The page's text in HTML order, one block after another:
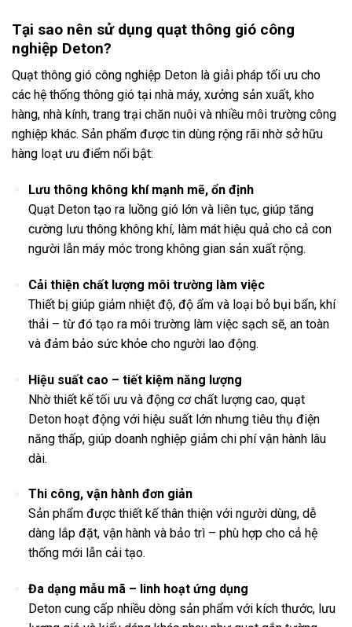
Tại sao nên sử dụng quạt thông gió công
nghiệp Deton?
Quạt thông gió công nghiệp Deton là giải pháp tối ưu cho
các hệ thống thông gió tại nhà máy, xưởng sản xuất, kho
hàng, nhà kính, trang trại chăn nuôi và nhiều môi trường công
nghiệp khác. Sản phẩm được tin dùng rộng rãi nhờ sở hữu
hàng loạt ưu điểm nổi bật:
Lưu thông không khí mạnh mẽ, ổn định
Quạt Deton tạo ra luồng gió lớn và liên tục, giúp tăng
cường lưu thông không khí, làm mát hiệu quả cho cả con
người lẫn máy móc trong không gian sản xuất rộng.
Cải thiện chất lượng môi trường làm việc
Thiết bị giúp giảm nhiệt độ, độ ẩm và loại bỏ bụi bẩn, khí
thải – từ đó tạo ra môi trường làm việc sạch sẽ, an toàn
và đảm bảo sức khỏe cho người lao động.
Hiệu suất cao – tiết kiệm năng lượng
Nhờ thiết kế tối ưu và động cơ chất lượng cao, quạt
Deton hoạt động với hiệu suất lớn nhưng tiêu thụ điện
năng thấp, giúp doanh nghiệp giảm chi phí vận hành lâu
dài.
Thi công, vận hành đơn giản
Sản phẩm được thiết kế thân thiện với người dùng, dễ
dàng lắp đặt, vận hành và bảo trì – phù hợp cho cả hệ
thống mới lẫn cải tạo.
Đa dạng mẫu mã – linh hoạt ứng dụng
Deton cung cấp nhiều dòng sản phẩm với kích thước, lưu